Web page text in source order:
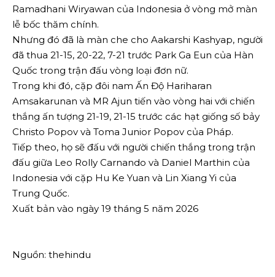
Ramadhani Wiryawan của Indonesia ở vòng mở màn
lễ bốc thăm chính.
Nhưng đó đã là màn che cho Aakarshi Kashyap, người
đã thua 21-15, 20-22, 7-21 trước Park Ga Eun của Hàn
Quốc trong trận đấu vòng loại đơn nữ.
Trong khi đó, cặp đôi nam Ấn Độ Hariharan
Amsakarunan và MR Ajun tiến vào vòng hai với chiến
thắng ấn tượng 21-19, 21-15 trước các hạt giống số bảy
Christo Popov và Toma Junior Popov của Pháp.
Tiếp theo, họ sẽ đấu với người chiến thắng trong trận
đấu giữa Leo Rolly Carnando và Daniel Marthin của
Indonesia với cặp Hu Ke Yuan và Lin Xiang Yi của
Trung Quốc.
Xuất bản vào ngày 19 tháng 5 năm 2026
Nguồn: thehindu